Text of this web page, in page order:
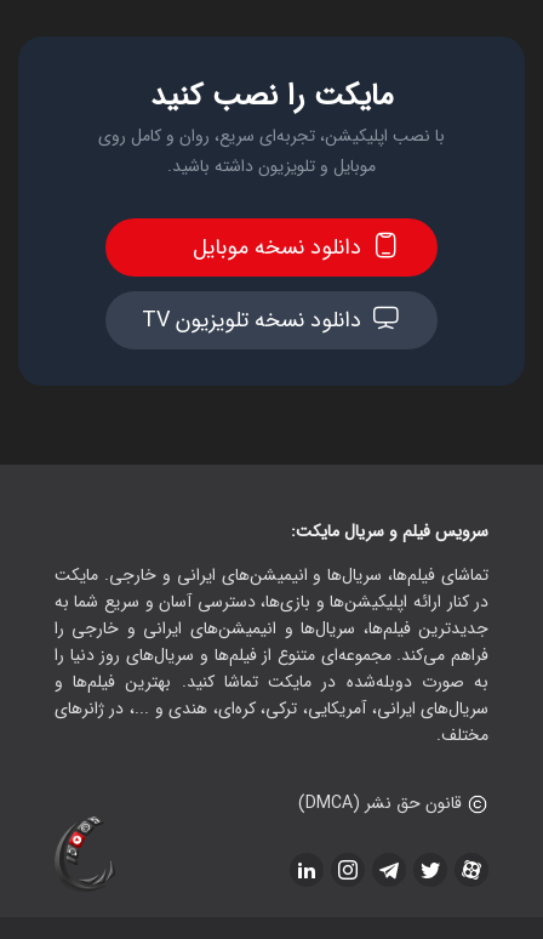
مایکت را نصب کنید
با نصب اپلیکیشن، تجربه‌ای سریع، روان و کامل روی
موبایل و تلویزیون داشته باشید.
دانلود نسخه موبایل
دانلود نسخه تلویزیون TV
سرویس فیلم و سریال مایکت:
تماشای فیلم‌ها، سریال‌ها و انیمیشن‌های ایرانی و خارجی. مایکت
در کنار ارائه اپلیکیشن‌ها و بازی‌ها، دسترسی آسان و سریع شما به
جدیدترین فیلم‌ها، سریال‌ها و انیمیشن‌های ایرانی و خارجی را
فراهم می‌کند. مجموعه‌ای متنوع از فیلم‌ها و سریال‌های روز دنیا را
به صورت دوبله‌شده در مایکت تماشا کنید. بهترین فیلم‌ها و
سریال‌های ایرانی، آمریکایی، ترکی، کره‌ای، هندی و ...، در ژانرهای
مختلف.
قانون حق نشر (DMCA)